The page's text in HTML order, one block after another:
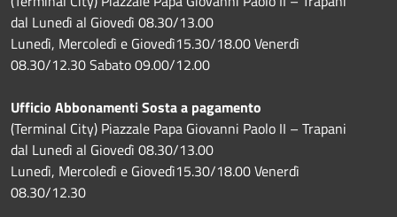
dal Lunedì al Giovedì 08.30/13.00
Lunedì, Mercoledì e Giovedì15.30/18.00 Venerdì
08.30/12.30 Sabato 09.00/12.00
Ufficio Abbonamenti Sosta a pagamento
(Terminal City) Piazzale Papa Giovanni Paolo II – Trapani
dal Lunedì al Giovedì 08.30/13.00
Lunedì, Mercoledì e Giovedì15.30/18.00 Venerdì
08.30/12.30